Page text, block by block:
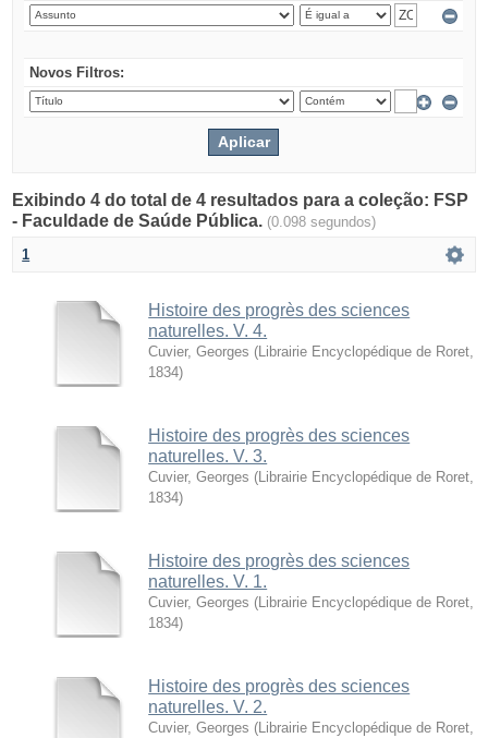
Novos Filtros:
Exibindo 4 do total de 4 resultados para a coleção: FSP
- Faculdade de Saúde Pública. (0.098 segundos)
1
Histoire des progrès des sciences
naturelles. V. 4.
Cuvier, Georges ( Librairie Encyclopédique de Roret
1834)
Histoire des progrès des sciences
naturelles. V. 3.
Cuvier, Georges ( Librairie Encyclopédique de Roret
1834)
Histoire des progrès des sciences
naturelles. V. 1.
Cuvier, Georges ( Librairie Encyclopédique de Roret
1834)
Histoire des progrès des sciences
naturelles. V. 2.
Cuvier, Georges ( Librairie Encyclopédique de Roret